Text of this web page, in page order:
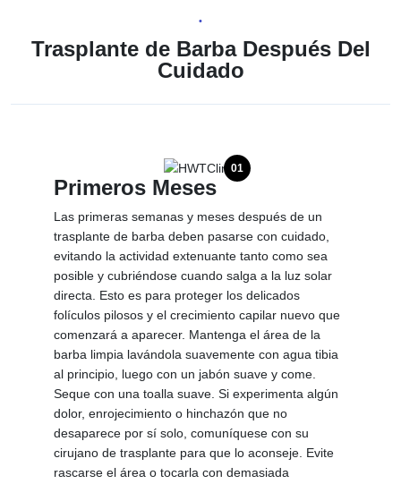
•
Trasplante de Barba Después Del
Cuidado
01
Primeros Meses
Las primeras semanas y meses después de un
trasplante de barba deben pasarse con cuidado,
evitando la actividad extenuante tanto como sea
posible y cubriéndose cuando salga a la luz solar
directa. Esto es para proteger los delicados
folículos pilosos y el crecimiento capilar nuevo que
comenzará a aparecer. Mantenga el área de la
barba limpia lavándola suavemente con agua tibia
al principio, luego con un jabón suave y come.
Seque con una toalla suave. Si experimenta algún
dolor, enrojecimiento o hinchazón que no
desaparece por sí solo, comuníquese con su
cirujano de trasplante para que lo aconseje. Evite
rascarse el área o tocarla con demasiada